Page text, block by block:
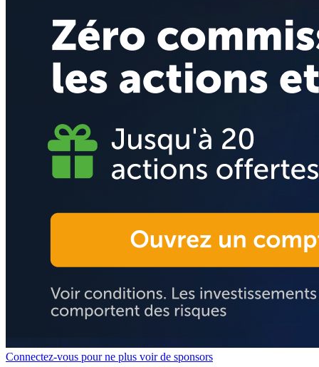
Connectez-vous pour ne plus voir de sponsors